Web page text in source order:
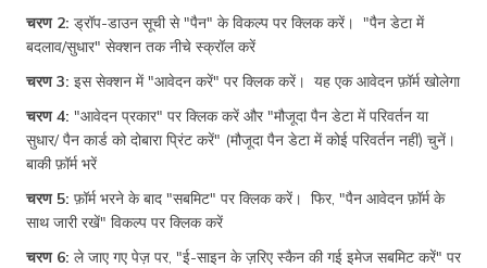
चरण 2: ड्रॉप-डाउन सूची से "पैन" के विकल्प पर क्लिक करें। "पैन डेटा में
बदलाव/सुधार" सेक्शन तक नीचे स्क्रॉल करें
चरण 3: इस सेक्शन में "आवेदन करें" पर क्लिक करें। यह एक आवेदन फ़ॉर्म खोलेगा
चरण 4: "आवेदन प्रकार" पर क्लिक करें और "मौजूदा पैन डेटा में परिवर्तन या
सुधार/ पैन कार्ड को दोबारा प्रिंट करें" (मौजूदा पैन डेटा में कोई परिवर्तन नहीं) चुनें।
बाकी फ़ॉर्म भरें
चरण 5: फ़ॉर्म भरने के बाद "सबमिट" पर क्लिक करें। फिर, "पैन आवेदन फ़ॉर्म के
साथ जारी रखें" विकल्प पर क्लिक करें
चरण 6: ले जाए गए पेज़ पर, "ई-साइन के ज़रिए स्कैन की गई इमेज सबमिट करें" पर